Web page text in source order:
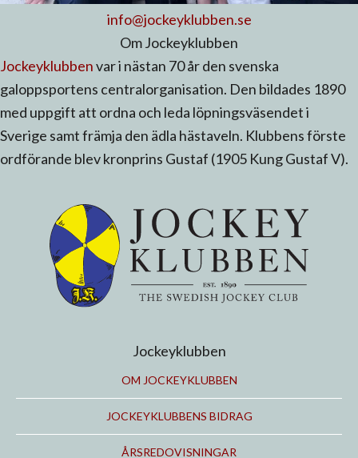
info@jockeyklubben.se
Om Jockeyklubben
Jockeyklubbenvar i nästan 70 år den svenska
galoppsportens centralorganisation. Den bildades 1890
med uppgift att ordna och leda löpningsväsendet i
Sverige samt främja den ädla hästaveln. Klubbens förste
ordförande blev kronprins Gustaf (1905 Kung Gustaf V).
Jockeyklubben
OM JOCKEYKLUBBEN
JOCKEYKLUBBENS BIDRAG
ÅRSREDOVISNINGAR